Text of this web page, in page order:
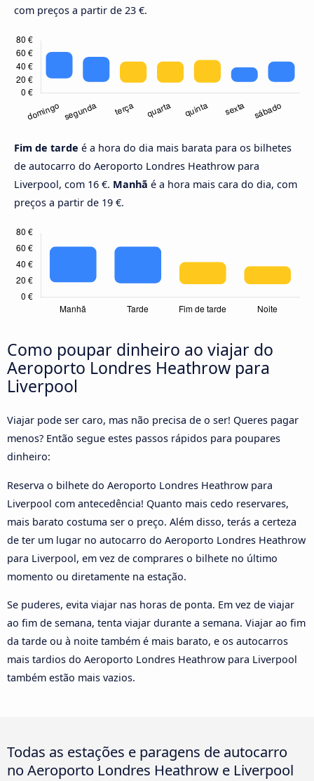
com preços a partir de 23 €.
Fim de tarde é a hora do dia mais barata para os bilhetes
de autocarro do Aeroporto Londres Heathrow para
Liverpool, com 16 €. Manhã é a hora mais cara do dia, com
preços a partir de 19 €.
Como poupar dinheiro ao viajar do
Aeroporto Londres Heathrow para
Liverpool
Viajar pode ser caro, mas não precisa de o ser! Queres pagar
menos? Então segue estes passos rápidos para poupares
dinheiro:
Reserva o bilhete do Aeroporto Londres Heathrow para
Liverpool com antecedência! Quanto mais cedo reservares,
mais barato costuma ser o preço. Além disso, terás a certeza
de ter um lugar no autocarro do Aeroporto Londres Heathrow
para Liverpool, em vez de comprares o bilhete no último
momento ou diretamente na estação.
Se puderes, evita viajar nas horas de ponta. Em vez de viajar
ao fim de semana, tenta viajar durante a semana. Viajar ao fim
da tarde ou à noite também é mais barato, e os autocarros
mais tardios do Aeroporto Londres Heathrow para Liverpool
também estão mais vazios.
Todas as estações e paragens de autocarro
no Aeroporto Londres Heathrow e Liverpool